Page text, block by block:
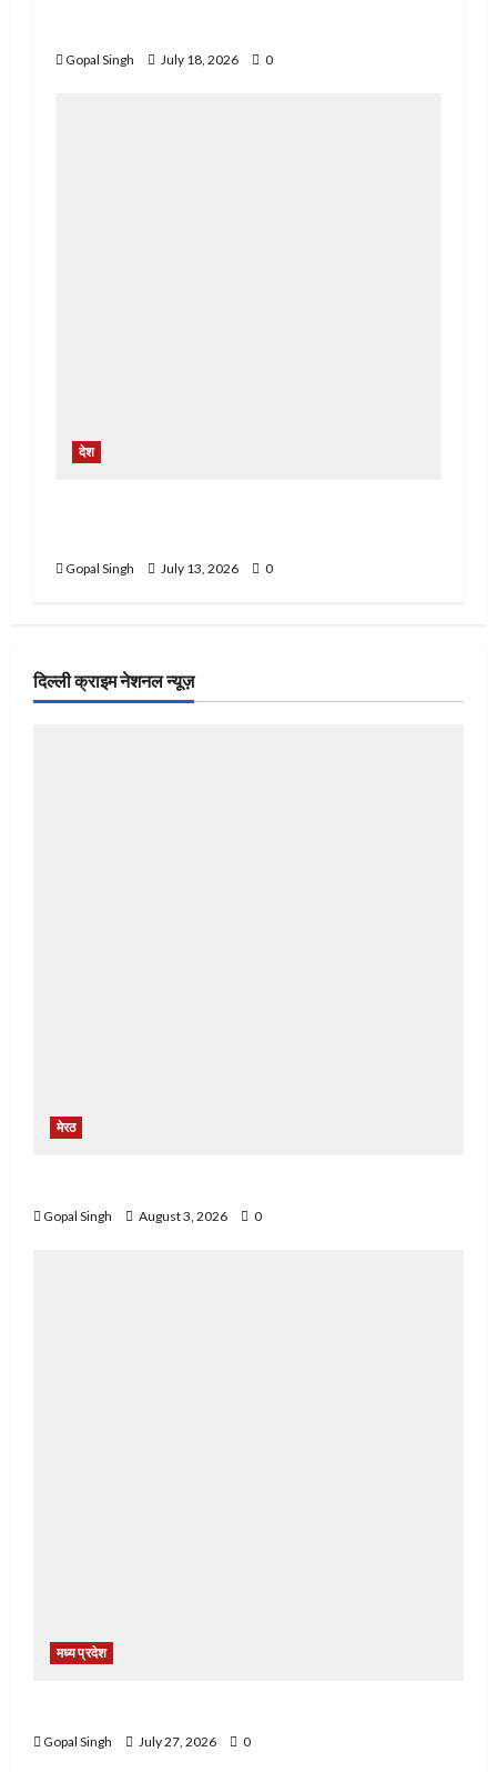
Gopal Singh July 18, 2026 0
देश
Gopal Singh July 13, 2026 0
दिल्ली क्राइम नेशनल न्यूज़
मेरठ
Gopal Singh August 3, 2026 0
मध्य प्रदेश
Gopal Singh July 27, 2026 0